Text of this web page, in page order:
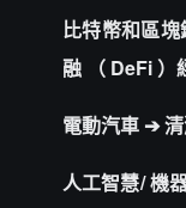
比特幣和區
融
（ DeFi）
電動汽車 ➔
人工智慧/機